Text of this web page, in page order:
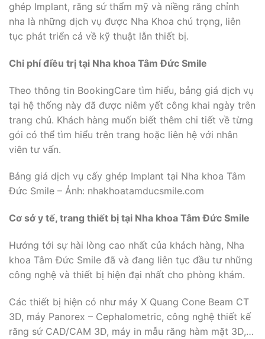
ghép Implant, răng sứ thẩm mỹ và niềng răng chỉnh
nha là những dịch vụ được Nha Khoa chú trọng, liên
tục phát triển cả về kỹ thuật lẫn thiết bị.
Chi phí điều trị tại Nha khoa Tâm Đức Smile
Theo thông tin BookingCare tìm hiểu, bảng giá dịch vụ
tại hệ thống này đã được niêm yết công khai ngày trên
trang chủ. Khách hàng muốn biết thêm chi tiết về từng
gói có thể tìm hiểu trên trang hoặc liên hệ với nhân
viên tư vấn.
Bảng giá dịch vụ cấy ghép Implant tại Nha khoa Tâm
Đức Smile – Ảnh: nhakhoatamducsmile.com
Cơ sở y tế, trang thiết bị tại Nha khoa Tâm Đức Smile
Hướng tới sự hài lòng cao nhất của khách hàng, Nha
khoa Tâm Đức Smile đã và đang liên tục đầu tư những
công nghệ và thiết bị hiện đại nhất cho phòng khám.
Các thiết bị hiện có như máy X Quang Cone Beam CT
3D, máy Panorex – Cephalometric, công nghệ thiết kế
răng sứ CAD/CAM 3D, máy in mẫu răng hàm mặt 3D,…